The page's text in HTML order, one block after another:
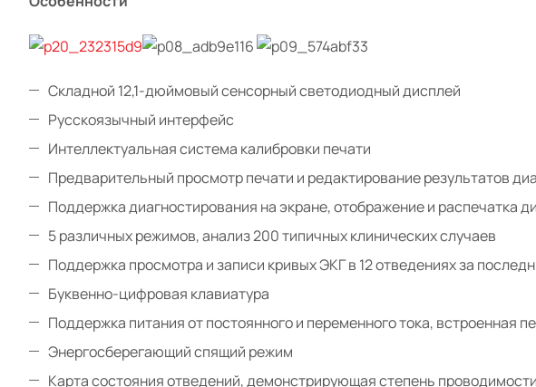
Складной 12,1-дюймовый сенсорный светодиодный дисплей
Русскоязычный интерфейс
Интеллектуальная система калибровки печати
Предварительный просмотр печати и редактирование результатов
Поддержка диагностирования на экране, отображение и распечатка
5 различных режимов, анализ 200 типичных клинических случаев
Поддержка просмотра и записи кривых ЭКГ в 12 отведениях за
Буквенно-цифровая клавиатура
Поддержка питания от постоянного и переменного тока, встроенная
Энергосберегающий спящий режим
Карта состояния отведений, демонстрирующая степень